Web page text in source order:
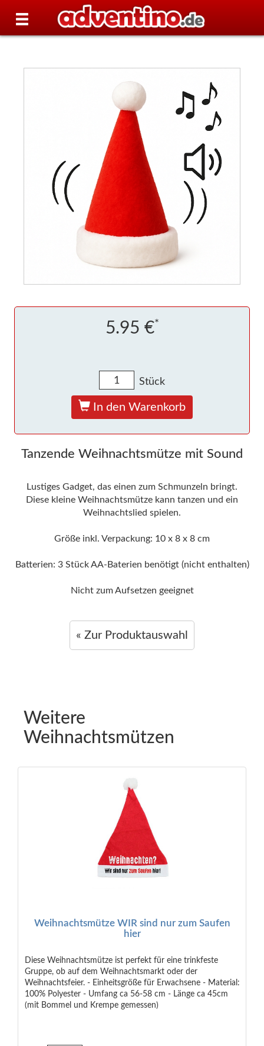
5.95 €*
Stück
In den Warenkorb
Tanzende Weihnachtsmütze mit Sound
Lustiges Gadget, das einen zum Schmunzeln bringt.
Diese kleine Weihnachtsmütze kann tanzen und ein
Weihnachtslied spielen.
Größe inkl. Verpackung: 10 x 8 x 8 cm
Batterien: 3 Stück AA-Baterien benötigt (nicht enthalten)
Nicht zum Aufsetzen geeignet
« Zur Produktauswahl
Weitere
Weihnachtsmützen
Weihnachtsmütze WIR sind nur zum Saufen
hier
Diese Weihnachtsmütze ist perfekt für eine trinkfeste
Gruppe, ob auf dem Weihnachtsmarkt oder der
Weihnachtsfeier. - Einheitsgröße für Erwachsene - Material:
100% Polyester - Umfang ca 56-58 cm - Länge ca 45cm
(mit Bommel und Krempe gemessen)